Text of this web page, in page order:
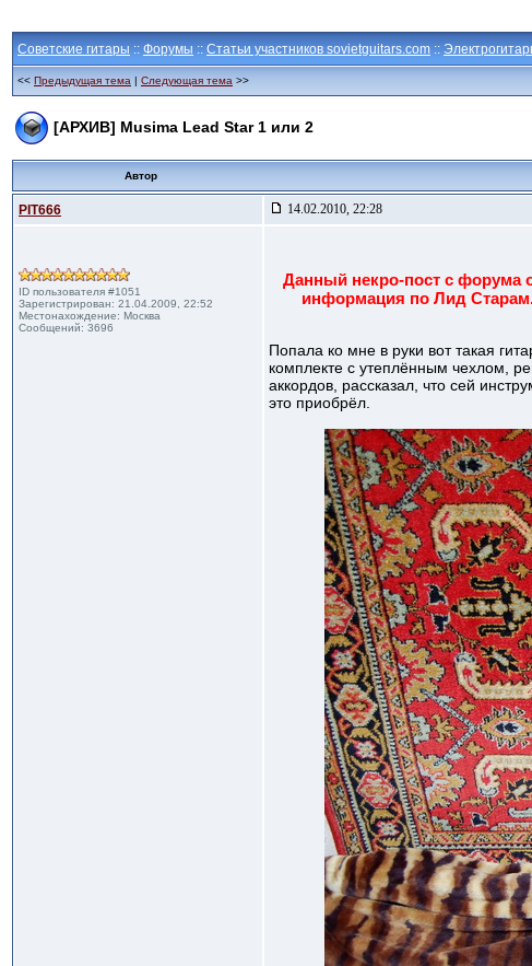
Советские гитары :: Форумы :: Статьи участников sovietguitars.com ::
<< Предыдущая тема | Следующая тема >>
[АРХИВ] Musima Lead Star 1 или 2
Автор
PIT666 14.02.2010, 22:28
ID пользователя #1051
Зарегистрирован: 21.04.2009, 22:52
Местонахождение: Москва
Сообщений: 3696
Данный некро-пост с форума
информация по Лид
Попала ко мне в руки вот такая
комплекте с утеплённым чехлом,
аккордов, рассказал, что сей
это приобрёл.